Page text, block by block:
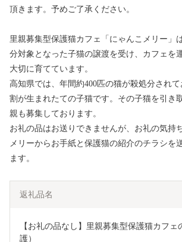
頂きます。予めご了承ください。
里親募集型保護猫カフェ「にゃんこメリー」
分対象となった子猫の譲渡を受け、カフェを
大切に育てています。
高知県では、年間約400匹の猫が殺処分され
割が生まれたての子猫です。その子猫を引き
親も募集しております。
お礼の品はお送りできませんが、お礼の気持
メリーからお手紙と保護猫の紹介のチラシを
ます。
返礼品名
【お礼の品なし】里親募集型保護猫カフェ
護）